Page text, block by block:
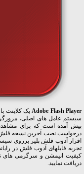
Adobe Flash Player یک کلاینت
سیستم عامل های اصلی،
پیش آمده است که برای
درخواست نصب آخرین نسخه فلش
افزار آدوب فلش پلیر برروی
تجربه فایلهای آدوب فلش در
کیفیت انیمشن و سرگرمی های
دریافت نمایید.